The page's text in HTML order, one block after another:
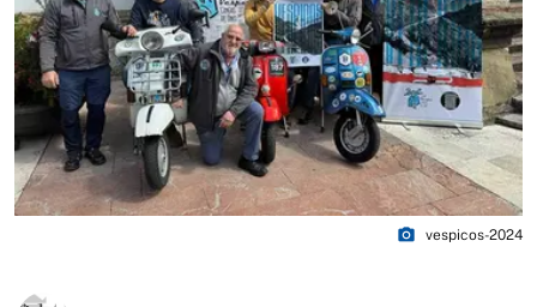
photo_camera vespicos-2024